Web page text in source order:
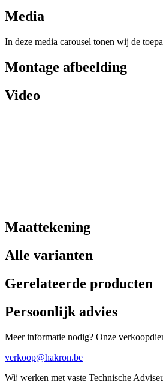
Media
In deze media carousel tonen wij de
Montage afbeelding
Video
Maattekening
Alle varianten
Gerelateerde producten
Persoonlijk advies
Meer informatie nodig? Onze
verkoop@hakron.be
Wij werken met vaste Technische